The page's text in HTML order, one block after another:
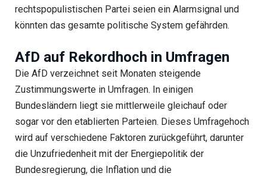
rechtspopulistischen Partei seien ein Alarmsignal und
könnten das gesamte politische System gefährden.
AfD auf Rekordhoch in Umfragen
Die AfD verzeichnet seit Monaten steigende
Zustimmungswerte in Umfragen. In einigen
Bundesländern liegt sie mittlerweile gleichauf oder
sogar vor den etablierten Parteien. Dieses Umfragehoch
wird auf verschiedene Faktoren zurückgeführt, darunter
die Unzufriedenheit mit der Energiepolitik der
Bundesregierung, die Inflation und die